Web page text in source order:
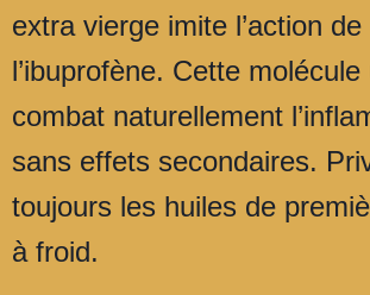
extra vierge imite l’action de
l’ibuprofène. Cette molécule
combat naturellement
sans effets secondaires.
toujours les huiles de
à froid.